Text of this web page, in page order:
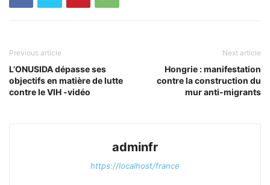
Previous article
L’ONUSIDA dépasse ses
objectifs en matière de lutte
contre le VIH -vidéo
Next article
Hongrie : manifestation
contre la construction du
mur anti-migrants
adminfr
https://localhost/france